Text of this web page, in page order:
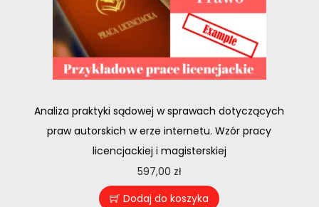
Analiza praktyki sądowej w sprawach dotyczących
praw autorskich w erze internetu. Wzór pracy
licencjackiej i magisterskiej
597,00 zł
Dodaj do koszyka